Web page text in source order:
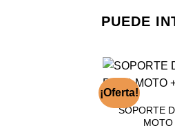
PUEDE
¡Oferta!
SOPORTE
MOTO